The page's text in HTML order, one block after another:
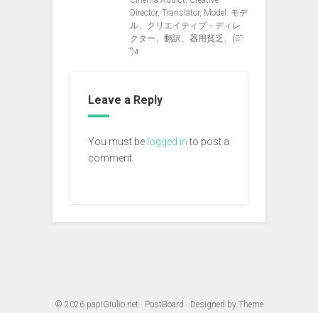
Director, Translator, Model. モデ
ル、クリエイティブ・ディレ
クター、翻訳、器用貧乏、(ง︡'-
'︠)ง
Leave a Reply
You must be logged into post a
comment.
© 2026 papiGiulio.net · PostBoard · Designed by Theme